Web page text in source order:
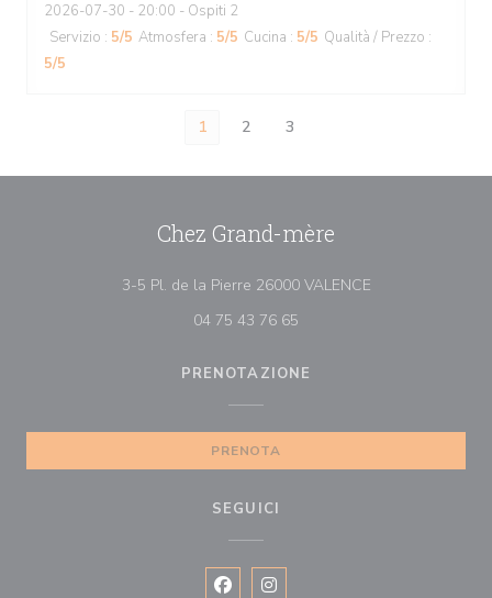
2026-07-30 - 20:00 - Ospiti 2
Servizio : 5/5 Atmosfera : 5/5 Cucina : 5/5 Qualità / Prezzo :
5/5
1 2 3
Chez Grand-mère
3-5 Pl. de la Pierre 26000 VALENCE((apre una
04 75 43 76 65
PRENOTAZIONE
PRENOTA
SEGUICI